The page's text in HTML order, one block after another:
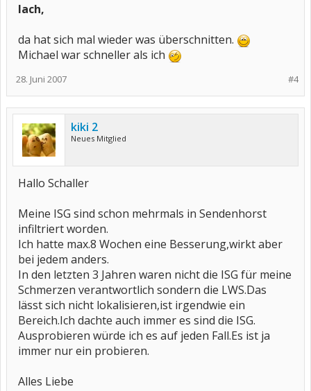
lach,
da hat sich mal wieder was überschnitten.
Michael war schneller als ich
#4
28. Juni 2007
kiki 2
Neues Mitglied
Hallo Schaller
Meine ISG sind schon mehrmals in Sendenhorst
infiltriert worden.
Ich hatte max.8 Wochen eine Besserung,wirkt aber
bei jedem anders.
In den letzten 3 Jahren waren nicht die ISG für meine
Schmerzen verantwortlich sondern die LWS.Das
lässt sich nicht lokalisieren,ist irgendwie ein
Bereich.Ich dachte auch immer es sind die ISG.
Ausprobieren würde ich es auf jeden Fall.Es ist ja
immer nur ein probieren.
Alles Liebe